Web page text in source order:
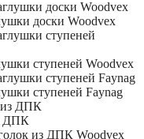
доски Woodvex
ступеней Woodvex
ступеней Faynag
ДПК